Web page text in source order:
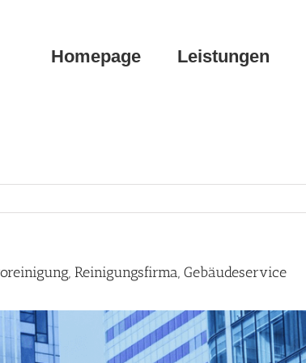
Homepage Leistungen
Reinigungsfirma, Gebäudeservice